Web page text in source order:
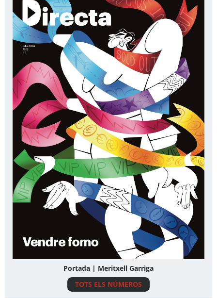
Portada | Meritxell Garriga
TOTS ELS NÚMEROS